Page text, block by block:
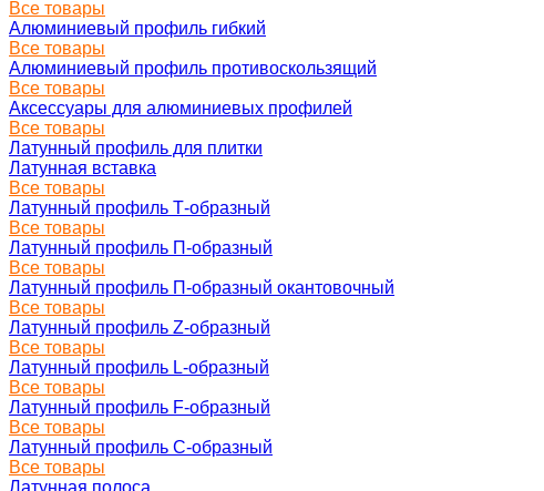
Все товары
Алюминиевый профиль гибкий
Все товары
Алюминиевый профиль противоскользящий
Все товары
Аксессуары для алюминиевых профилей
Все товары
Латунный профиль для плитки
Латунная вставка
Все товары
Латунный профиль Т-образный
Все товары
Латунный профиль П-образный
Все товары
Латунный профиль П-образный окантовочный
Все товары
Латунный профиль Z-образный
Все товары
Латунный профиль L-образный
Все товары
Латунный профиль F-образный
Все товары
Латунный профиль C-образный
Все товары
Латунная полоса